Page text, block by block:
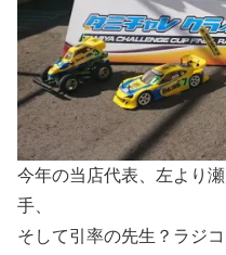
今年の当店代表、左より
手、
そして引率の先生？ラジ